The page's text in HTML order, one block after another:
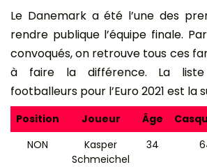
Le Danemark a été l’une des
rendre publique l’équipe finale.
convoqués, on retrouve tous ces
à faire la différence. La
footballeurs pour l’Euro 2021 est la
Position Joueur Âge
NON
Kasper
Schmeichel
34